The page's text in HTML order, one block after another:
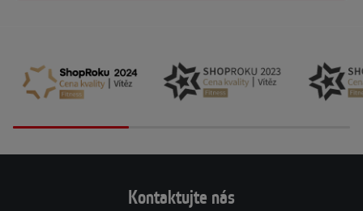
Kontaktujte nás